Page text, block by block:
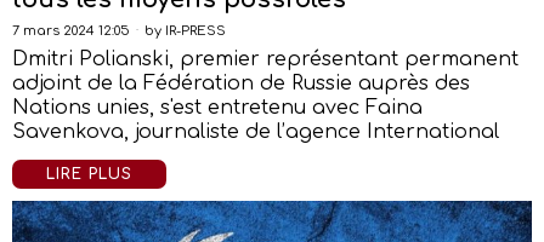
7 mars 2024 12:05 by IR-PRESS
Dmitri Polianski, premier représentant permanent
adjoint de la Fédération de Russie auprès des
Nations unies, s'est entretenu avec Faina
Savenkova, journaliste de l’agence International
LIRE PLUS